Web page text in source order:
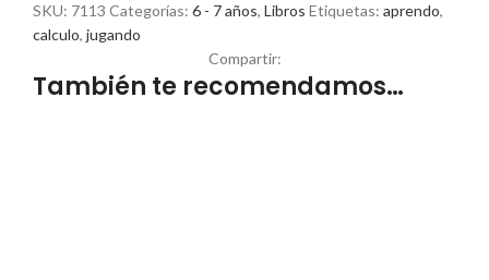
SKU: 7113 Categorías: 6 - 7 años, Libros Etiquetas: aprendo,
calculo, jugando
Compartir:
También te recomendamos…